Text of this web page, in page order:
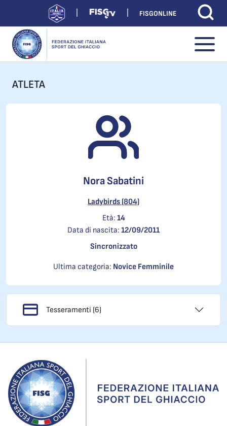
FISGONLINE
ATLETA
Nora Sabatini
Ladybirds (804)
Età: 14
Data di nascita: 12/09/2011
Sincronizzato
Ultima categoria: Novice Femminile
Tesseramenti (6)